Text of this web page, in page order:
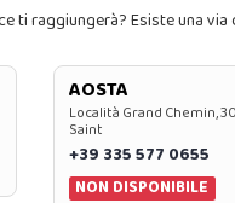
ti raggiungerà? Esiste una
AOSTA
Località Grand Chemin,
Saint
+39 335 577 0655
NON DISPONIBILE